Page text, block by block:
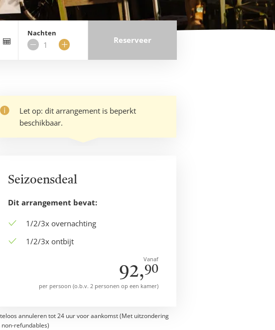
Nachten
VerwijderVoeg
Reserveer
Let op: dit arrangement is beperkt
beschikbaar.
Seizoensdeal
Dit arrangement bevat:
1/2/3x overnachting
1/2/3x ontbijt
Vanaf
92,90
per persoon (o.b.v. 2 personen op een kamer)
annuleren tot 24 uur voor aankomst (Met uitzondering
non-refundables)